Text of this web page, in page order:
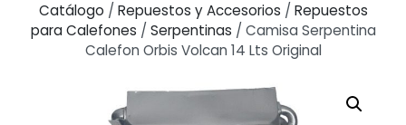
Catálogo / Repuestos y Accesorios / Repuestos
para Calefones / Serpentinas / Camisa Serpentina
Calefon Orbis Volcan 14 Lts Original